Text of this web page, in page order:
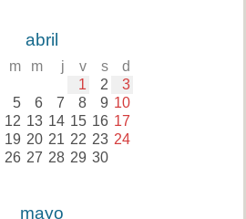
abril
m m j v s d
1 2 3
5 6 7 8 9 10
12 13 14 15 16 17
19 20 21 22 23 24
26 27 28 29 30
mayo